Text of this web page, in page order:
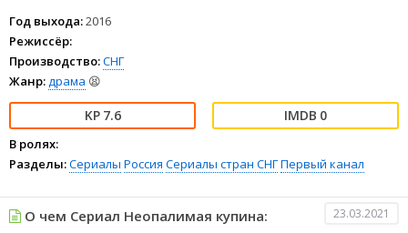
Год выхода:2016
Режиссёр:
Производство:СНГ
Жанр:драма 😫
7.6 0
В ролях:
Разделы:Сериалы Россия Сериалы стран СНГПервый канал
О чем Сериал Неопалимая купина: 23.03.2021